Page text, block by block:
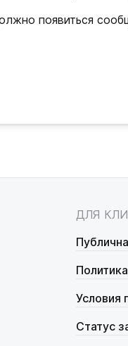
появиться
ДЛЯ
Условия
Статус